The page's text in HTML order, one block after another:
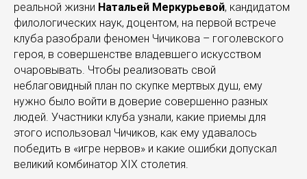
реальной жизни Натальей Меркурьевой, кандидатом
филологических наук, доцентом, на первой встрече
клуба разобрали феномен Чичикова – гоголевского
героя, в совершенстве владевшего искусством
очаровывать. Чтобы реализовать свой
неблаговидный план по скупке мертвых душ, ему
нужно было войти в доверие совершенно разных
людей. Участники клуба узнали, какие приемы для
этого использовал Чичиков, как ему удавалось
победить в «игре нервов» и какие ошибки допускал
великий комбинатор XIX столетия.